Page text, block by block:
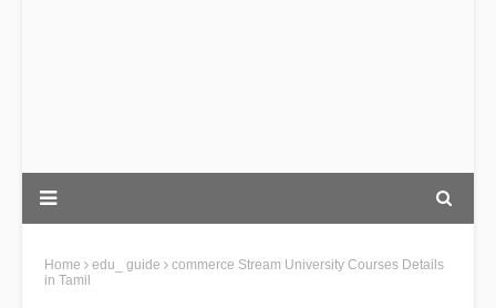
Home edu_ guide
commerce Stream University Courses Details
in Tamil